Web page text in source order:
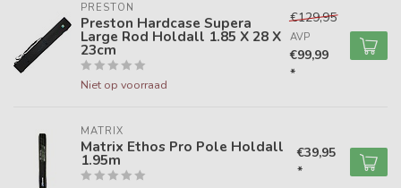
PRESTON
Preston Hardcase Supera
Large Rod Holdall 1.85 X 28 X
23cm
Niet op voorraad
€129,95
AVP
€99,99
*
MATRIX
Matrix Ethos Pro Pole Holdall
1.95m
€39,95
*